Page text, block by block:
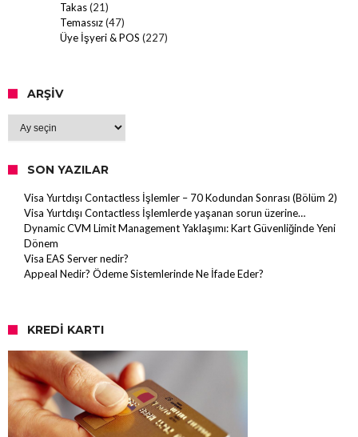
Takas(21)
Temassız(47)
Üye İşyeri & POS (227)
ARŞIV
Arşiv
SON YAZILAR
Visa Yurtdışı Contactless İşlemler – 70 Kodundan Sonrası (Bölüm 2)
Visa Yurtdışı Contactless İşlemlerde yaşanan sorun üzerine…
Dynamic CVM Limit Management Yaklaşımı: Kart Güvenliğinde Yeni
Dönem
Visa EAS Server nedir?
Appeal Nedir? Ödeme Sistemlerinde Ne İfade Eder?
KREDI KARTI